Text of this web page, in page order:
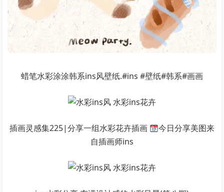
蜡笔水彩涂涂韩系ins风壁纸.#ins #壁纸#韩系#画画
插画灵感集225|分享一组水彩花卉插画
今日分享美图来
自插画师ins